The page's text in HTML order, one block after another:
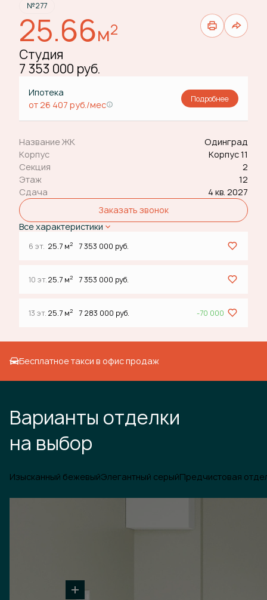
№277
25.66м2
Студия
7 353 000 руб.
Ипотека
от 26 407 руб./мес
Подробнее
Название ЖК
Одинград
Корпус
Корпус 11
Секция
2
Этаж
12
Сдача
4 кв. 2027
Заказать звонок
Все характеристики
6 эт. 25.7 м2 7 353 000 руб.
10 эт.25.7 м2 7 353 000 руб.
13 эт. 25.7 м2 7 283 000 руб. -70 000
Бесплатное такси в офис продаж
Варианты отделки
на выбор
Изысканный бежевыйЭлегантный серыйПредчистовая